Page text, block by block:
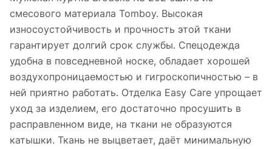
смесового материала Tomboy. Высокая
износоустойчивость и прочность этой ткани
гарантирует долгий срок службы. Спецодежда
удобна в повседневной носке, обладает хорошей
воздухопроницаемостью и гигроскопичностью – в
ней приятно работать. Отделка Easy Care упрощает
уход за изделием, его достаточно просушить в
расправленном виде, на ткани не образуются
катышки. Ткань не выцветает, даёт минимальную